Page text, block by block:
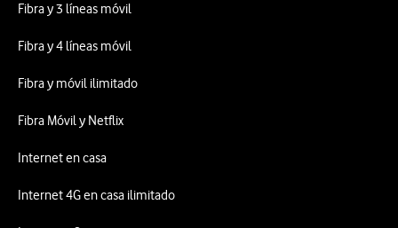
Fibra y 3 líneas móvil
Fibra y 4 líneas móvil
Fibra y móvil ilimitado
Fibra Móvil y Netflix
Internet en casa
Internet 4G en casa ilimitado